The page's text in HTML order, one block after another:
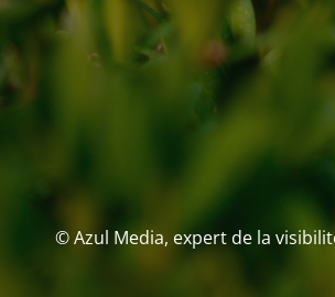
© Azul Media, expert de la